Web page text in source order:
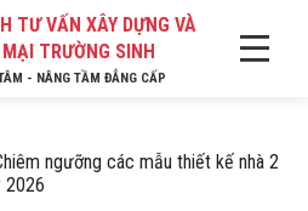
TƯ VẤN XÂY DỰNG VÀ
TRƯỜNG SINH
- NÂNG TẦM ĐẲNG CẤP
ngưỡng các mẫu thiết kế nhà 2
2026